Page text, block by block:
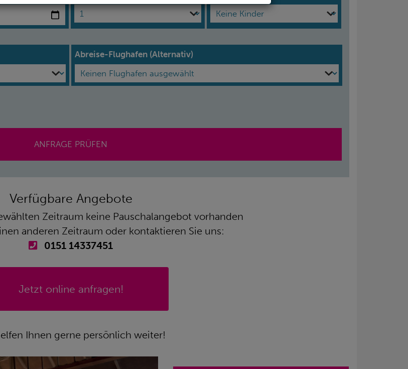
Abreise-Flughafen (Alternativ)
ANFRAGE PRÜFEN
Verfügbare Angebote
Zeitraum keine Pauschalangebot vorhanden
anderen Zeitraum oder kontaktieren Sie uns:
0151 14337451
Jetzt online anfragen!
Ihnen gerne persönlich weiter!